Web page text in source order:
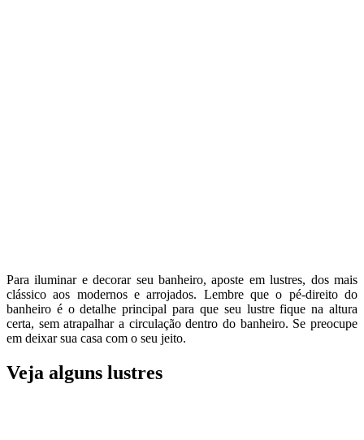
Para iluminar e decorar seu banheiro, aposte em lustres, dos mais
clássico aos modernos e arrojados. Lembre que o pé-direito do
banheiro é o detalhe principal para que seu lustre fique na altura
certa, sem atrapalhar a circulação dentro do banheiro. Se preocupe
em deixar sua casa com o seu jeito.
Veja alguns lustres